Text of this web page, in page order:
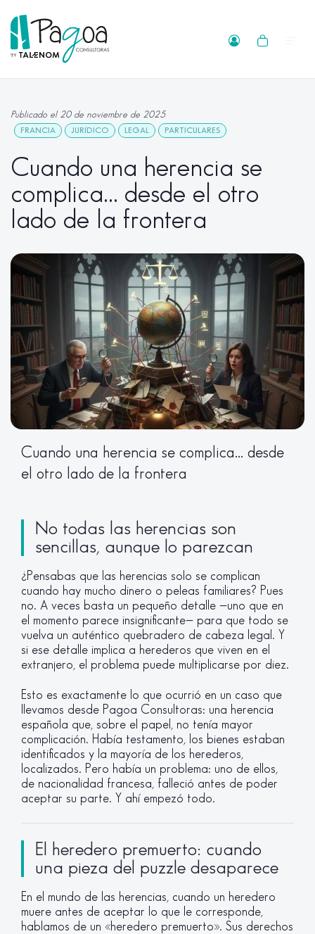
Publicado el 20 de noviembre de 2025
FRANCIA JURÍDICO LEGAL PARTICULARES
Cuando una herencia se
complica… desde el otro
lado de la frontera
Cuando una herencia se complica... desde
el otro lado de la frontera
No todas las herencias son
sencillas, aunque lo parezcan
¿Pensabas que las herencias solo se complican
cuando hay mucho dinero o peleas familiares? Pues
no. A veces basta un pequeño detalle —uno que en
el momento parece insignificante— para que todo se
vuelva un auténtico quebradero de cabeza legal. Y
si ese detalle implica a herederos que viven en el
extranjero, el problema puede multiplicarse por diez.
Esto es exactamente lo que ocurrió en un caso que
llevamos desde Pagoa Consultoras: una herencia
española que, sobre el papel, no tenía mayor
complicación. Había testamento, los bienes estaban
identificados y la mayoría de los herederos,
localizados. Pero había un problema: uno de ellos,
de nacionalidad francesa, falleció antes de poder
aceptar su parte. Y ahí empezó todo.
El heredero premuerto: cuando
una pieza del puzzle desaparece
En el mundo de las herencias, cuando un heredero
muere antes de aceptar lo que le corresponde,
hablamos de un «heredero premuerto». Sus derechos